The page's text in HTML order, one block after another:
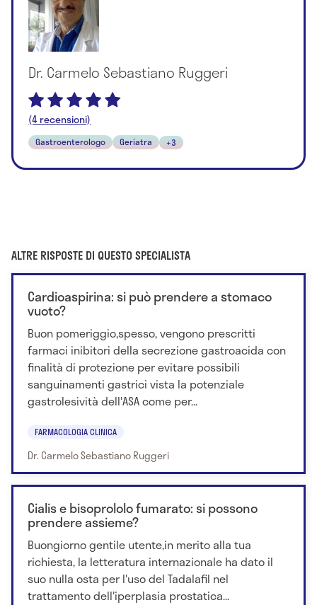
Dr. Carmelo Sebastiano Ruggeri
(4 recensioni)
Gastroenterologo Geriatra +3
ALTRE RISPOSTE DI QUESTO SPECIALISTA
Cardioaspirina: si può prendere a stomaco
vuoto?
Buon pomeriggio,spesso, vengono prescritti
farmaci inibitori della secrezione gastroacida con
finalità di protezione per evitare possibili
sanguinamenti gastrici vista la potenziale
gastrolesività dell'ASA come per...
FARMACOLOGIA CLINICA
Dr. Carmelo Sebastiano Ruggeri
Cialis e bisoprololo fumarato: si possono
prendere assieme?
Buongiorno gentile utente,in merito alla tua
richiesta, la letteratura internazionale ha dato il
suo nulla osta per l'uso del Tadalafil nel
trattamento dell'iperplasia prostatica...